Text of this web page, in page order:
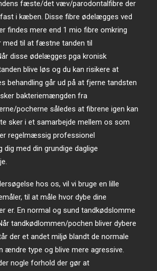
fæste/det væv/parodontalfibre der
i kæben. Disse fibre ødelægges ved
findes mere end 1 mio fibre omkring
med til at fæstne tanden til
disse ødelægges pga kronisk
blive løs og du kan risikere at
behandling går ud på at fjerne tandsten
bakteriemængden fra
pocherne således at fibrene igen kan
sker i et samarbejde mellem os som
regelmæssig professionel
dig med din grundige daglige
hos os, vil vi bruge en lille
til at måle hvor dybe dine
er. En normal og sund tandkødslomme
tandkødlommen/pochen bliver dybere
der et andet miljø blandt de normale
ændre type og blive mere agressive.
nogle forhold der gør at